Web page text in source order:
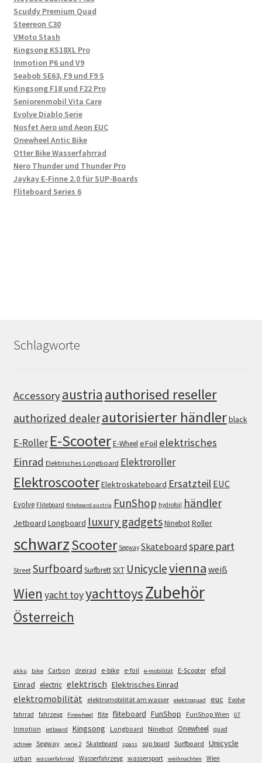
Scuddy Premium Quad
Steereon C30
VMoto Stash
Kingsong KS18XL Pro
Inmotion P6 und V9
Seabob SE63, F9 und F9 S
Kingsong F18 und F22 Pro
Seniorenmobil Vita Care
Evolve Diablo Serie
Nosfet Aero und Aeon EUC
Onewheel Antic Bike
Otter Bike Wasserfahrrad
Nero Thunder und Thunder Pro
Jaykay E-Finne 2.0 für SUP-Boards
Fliteboard Series 6
Schlagworte
Accessoryaustria authorised reseller
authorized dealerautorisierter händlerblack
E-Roller E-ScooterE-WheeleFoil elektrisches
Einrad Elektrisches Longboard Elektroroller
ElektroscooterElektroskateboard Ersatzteil EUC
Evolve Fliteboard fliteboard austria FunShop hydrofoil händler
Jetboard Longboard luxury gadgetsNinebotRoller
schwarzScooter Segway Skateboard spare part
Street Surfboard SurfbrettSXT Unicyclevienna weiß
Wien yacht toyyachttoysZubehör
Österreich
akku bike Carbon dreirad e-bike e-foil e-mobilität E-Scooter efoil
Einrad electric elektrisch Elektrisches Einrad
elektromobilität elektromobilität am wasser elektroquad euc
Evolve
fahrrad
fahrzeug Firewheel flite fliteboard FunShop FunShop Wien GT
Inmotion jetboard Kingsong Longboard Ninebot Onewheel quad
schnee Segway serie 2 Skateboard spass sup board Surfboard Unicycle
urban wasserfahrrad Wasserfahrzeug wassersport weihnachten
Wien